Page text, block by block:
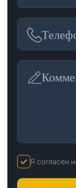
Я согласен